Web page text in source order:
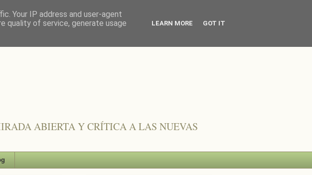
ABIERTA Y CRÍTICA A LAS NUEVAS
Your IP address and user-agent
quality of service, generate usage
LEARN MORE GOT IT